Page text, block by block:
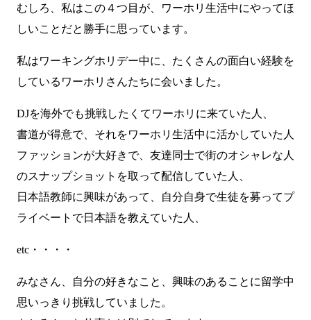
むしろ、私はこの４つ目が、ワーホリ生活中にやってほ
しいことだと勝手に思っています。
私はワーキングホリデー中に、たくさんの面白い経験を
しているワーホリさんたちに会いました。
DJを海外でも挑戦したくてワーホリに来ていた人、
書道が得意で、それをワーホリ生活中に活かしていた人
ファッションが大好きで、友達同士で街のオシャレな人
のスナップショットを取って配信していた人、
日本語教師に興味があって、自分自身で生徒を募ってプ
ライベートで日本語を教えていた人、
etc・・・・
みなさん、自分の好きなこと、興味のあることに留学中
思いっきり挑戦していました。